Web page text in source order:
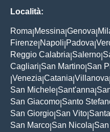
Località:
Roma Messina Genova
Firenze Napoli Padova
Reggio Calabria Salerno
Cagliari San Martino San
Venezia Catania Villanova
San Michele Sant'anna
San Giacomo Santo
San Giorgio San Vito
San Marco San Nicola